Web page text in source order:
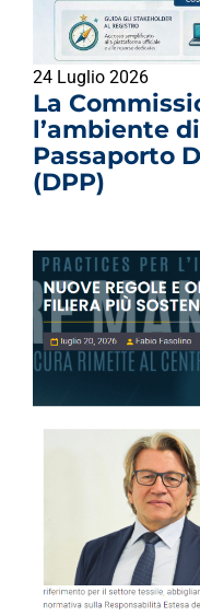
24 Luglio 2026
La
l’ambiente
Passaporto
(DPP)